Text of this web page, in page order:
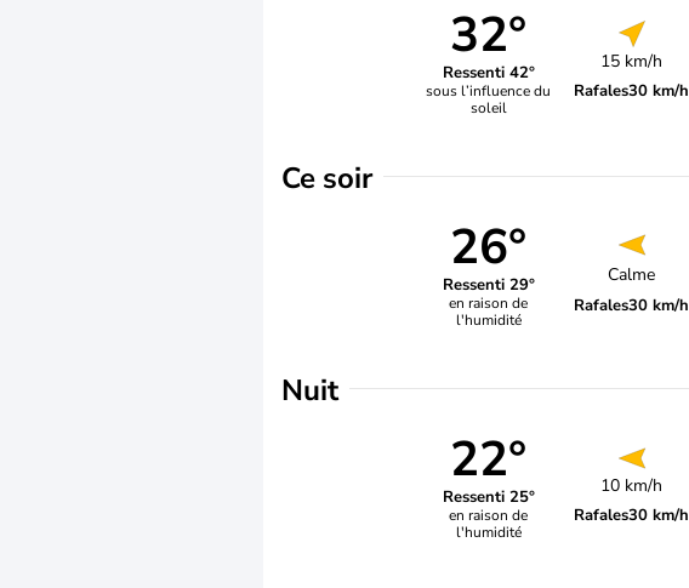
32°
Ressenti 42°
sous l’influence du
soleil
15 km/h
Rafales30 km/h
Ce soir
26°
Ressenti 29°
en raison de
l'humidité
Calme
Rafales30 km/h
Nuit
22°
Ressenti 25°
en raison de
l'humidité
10 km/h
Rafales30 km/h